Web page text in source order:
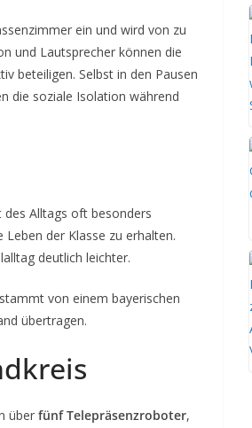
ein und wird von zu
und Lautsprecher können die
beteiligen. Selbst in den Pausen
die soziale Isolation während
des Alltags oft besonders
der Klasse zu erhalten.
deutlich leichter.
von einem bayerischen
übertragen.
über fünf Telepräsenzroboter,